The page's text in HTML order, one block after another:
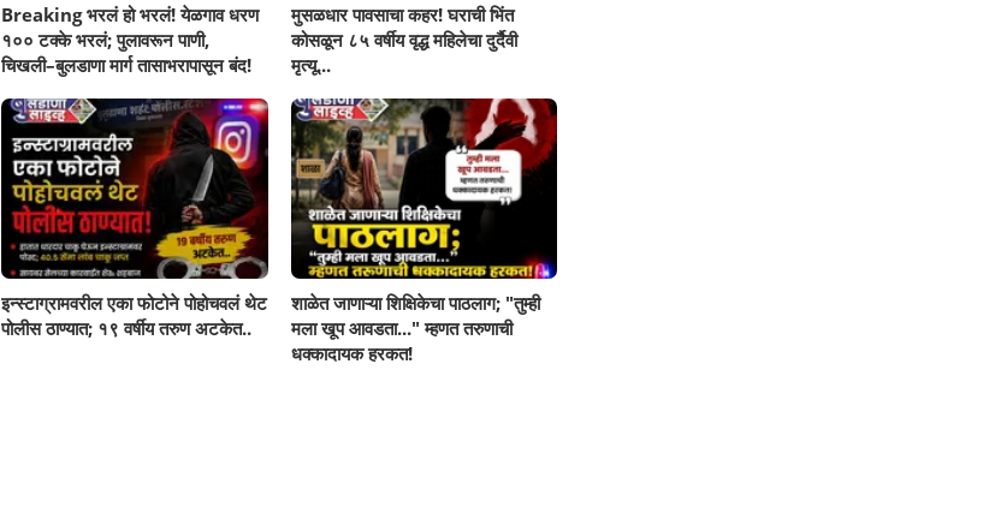
Breaking भरलं हो भरलं! येळगाव धरण
१०० टक्के भरलं; पुलावरून पाणी,
चिखली–बुलडाणा मार्ग तासाभरापासून बंद!
मुसळधार पावसाचा कहर! घराची भिंत
कोसळून ८५ वर्षीय वृद्ध महिलेचा दुर्दैवी
मृत्यू...
इन्स्टाग्रामवरील एका फोटोने पोहोचवलं थेट
पोलीस ठाण्यात; १९ वर्षीय तरुण अटकेत..
शाळेत जाणाऱ्या शिक्षिकेचा पाठलाग; "तुम्ही
मला खूप आवडता..." म्हणत तरुणाची
धक्कादायक हरकत!